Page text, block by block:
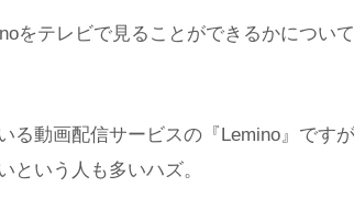
をテレビで見ることができるかについて
る動画配信サービスの『Lemino』です
という人も多いハズ。